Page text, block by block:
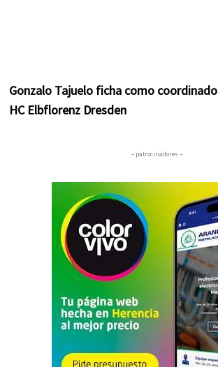
Gonzalo Tajuelo ficha como
HC Elbflorenz Dresden
– patrocinadores –